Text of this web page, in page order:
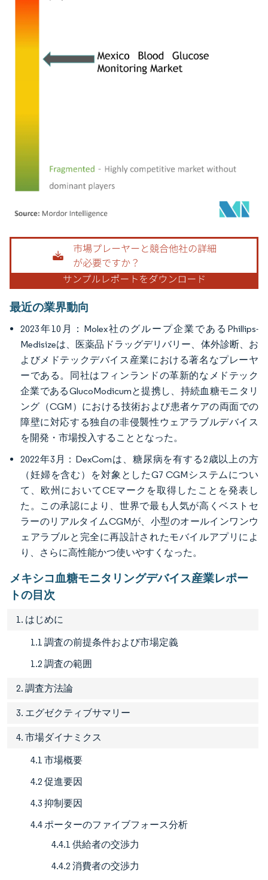
画像 © Mordor Intelligence。再利用にはCC BY 4.0の表示が必要です。
最近の業界動向
2023年10月：Molex社のグループ企業であるPhillips-
Medisizeは、医薬品ドラッグデリバリー、体外診断、お
よびメドテックデバイス産業における著名なプレーヤ
ーである。同社はフィンランドの革新的なメドテック
企業であるGlucoModicumと提携し、持続血糖モニタリ
ング（CGM）における技術および患者ケアの両面での
障壁に対応する独自の非侵襲性ウェアラブルデバイス
を開発・市場投入することとなった。
2022年3月：DexComは、糖尿病を有する2歳以上の方
（妊婦を含む）を対象としたG7 CGMシステムについ
て、欧州においてCEマークを取得したことを発表し
た。この承認により、世界で最も人気が高くベストセ
ラーのリアルタイムCGMが、小型のオールインワンウ
ェアラブルと完全に再設計されたモバイルアプリによ
り、さらに高性能かつ使いやすくなった。
メキシコ血糖モニタリングデバイス産業レポー
トの目次
1. はじめに
1.1 調査の前提条件および市場定義
1.2 調査の範囲
2. 調査方法論
3. エグゼクティブサマリー
4. 市場ダイナミクス
4.1 市場概要
4.2 促進要因
4.3 抑制要因
4.4 ポーターのファイブフォース分析
4.4.1 供給者の交渉力
4.4.2 消費者の交渉力